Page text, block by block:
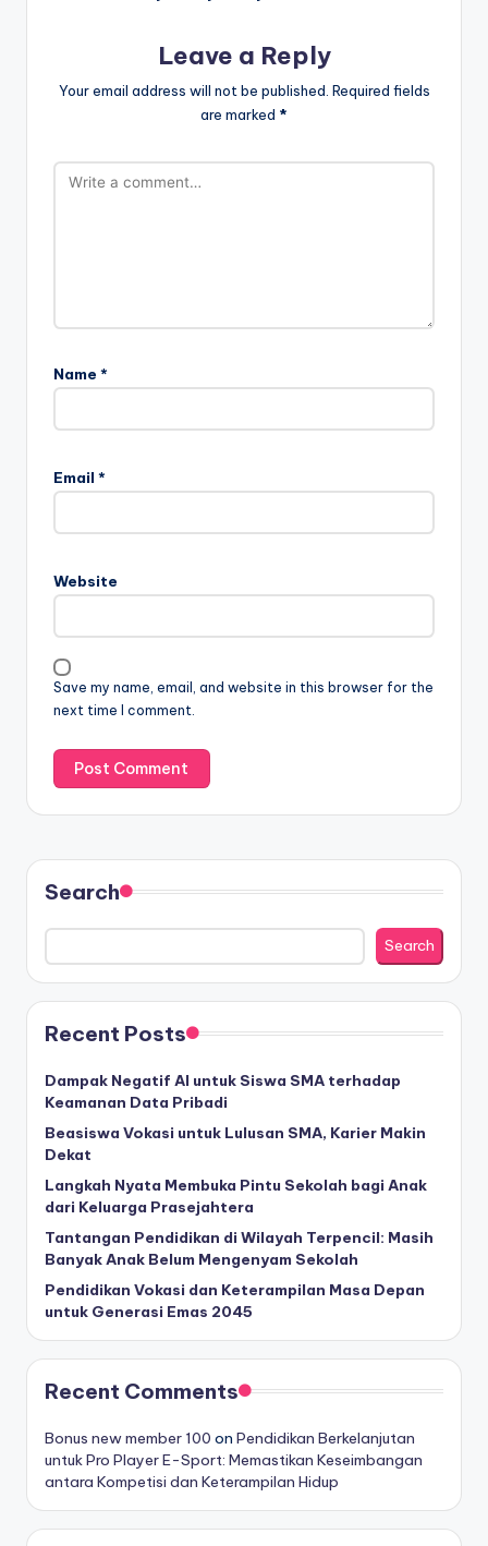
Leave a Reply
Your email address will not be published. Required fields
are marked *
Name *
Email *
Website
Save my name, email, and website in this browser for the
next time I comment.
Search
Search
Recent Posts
Dampak Negatif AI untuk Siswa SMA terhadap
Keamanan Data Pribadi
Beasiswa Vokasi untuk Lulusan SMA, Karier Makin
Dekat
Langkah Nyata Membuka Pintu Sekolah bagi Anak
dari Keluarga Prasejahtera
Tantangan Pendidikan di Wilayah Terpencil: Masih
Banyak Anak Belum Mengenyam Sekolah
Pendidikan Vokasi dan Keterampilan Masa Depan
untuk Generasi Emas 2045
Recent Comments
Bonus new member 100 on Pendidikan Berkelanjutan
untuk Pro Player E-Sport: Memastikan Keseimbangan
antara Kompetisi dan Keterampilan Hidup